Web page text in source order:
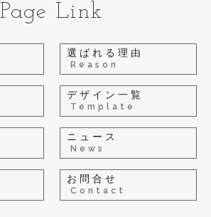
Page Link
選ばれる理由
Reason
デザイン一覧
Template
ニュース
News
お問合せ
Contact